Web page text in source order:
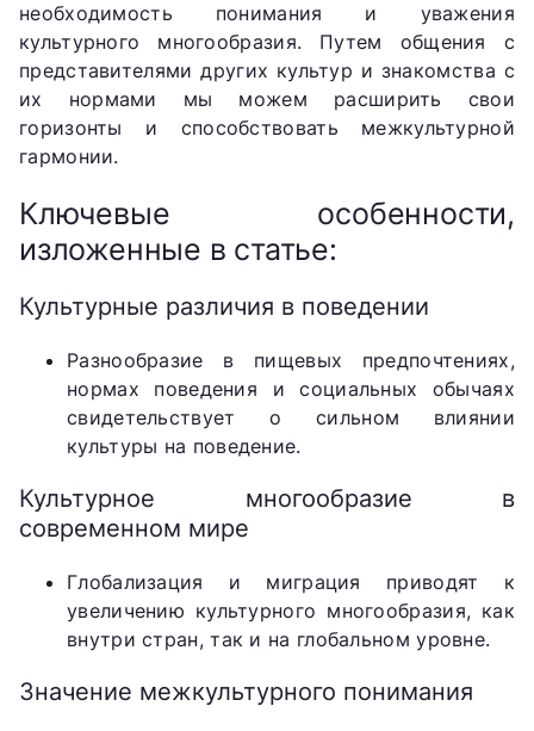
необходимость понимания и уважения
культурного многообразия. Путем общения с
представителями других культур и знакомства с
их нормами мы можем расширить свои
горизонты и способствовать межкультурной
гармонии.
Ключевые особенности,
изложенные в статье:
Культурные различия в поведении
Разнообразие в пищевых предпочтениях,
нормах поведения и социальных обычаях
свидетельствует о сильном влиянии
культуры на поведение.
Культурное многообразие в
современном мире
Глобализация и миграция приводят к
увеличению культурного многообразия, как
внутри стран, так и на глобальном уровне.
Значение межкультурного понимания